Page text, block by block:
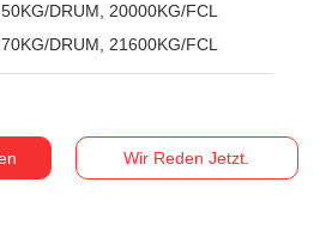
DRUM, 20000KG/FCL
DRUM, 21600KG/FCL
Wir Reden Jetzt.